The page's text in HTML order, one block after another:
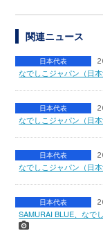
関連ニュース
日本代表
なでしこジャパン（日
日本代表
なでしこジャパン（日
日本代表
なでしこジャパン（日
日本代表
SAMURAI BLUE、なで